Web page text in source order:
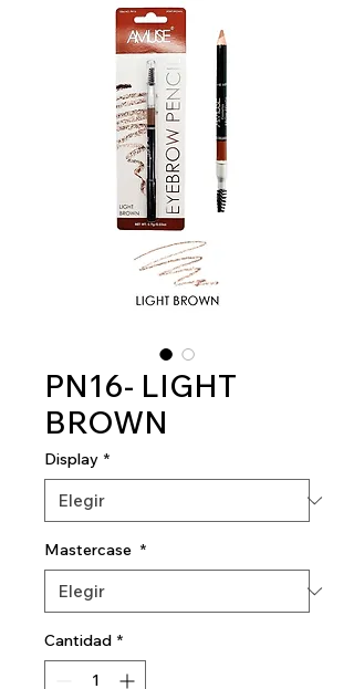
PN16- LIGHT
BROWN
Display *
Mastercase *
Cantidad *